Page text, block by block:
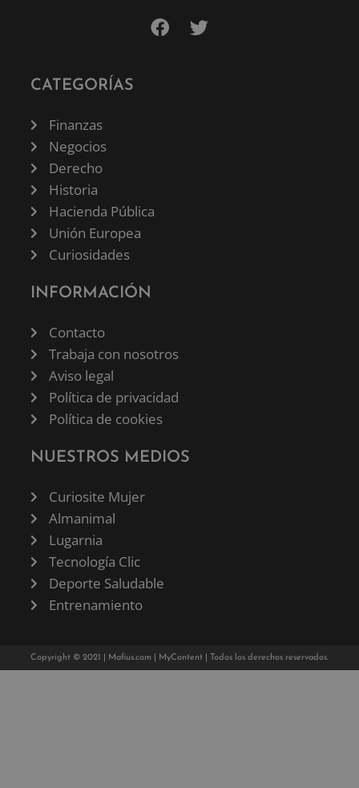
CATEGORÍAS
Finanzas
Negocios
Derecho
Historia
Hacienda Pública
Unión Europea
Curiosidades
INFORMACIÓN
Contacto
Trabaja con nosotros
Aviso legal
Política de privacidad
Política de cookies
NUESTROS MEDIOS
Curiosite Mujer
Almanimal
Lugarnia
Tecnología Clic
Deporte Saludable
Entrenamiento
Copyright © 2021 | Mafius.com MyContent | Todos los derechos reservados.